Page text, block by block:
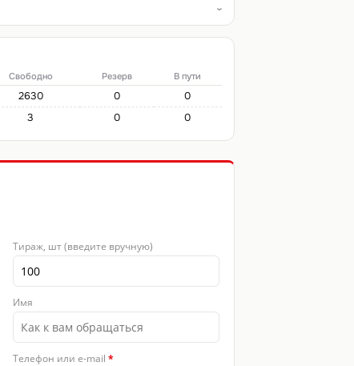
Свободно Резерв В пути
2630 0
0
3 0 0
Тираж, шт (введите вручную)
Имя
Телефон или e-mail *